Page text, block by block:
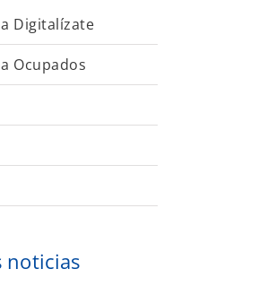
Digitalízate
Ocupados
noticias